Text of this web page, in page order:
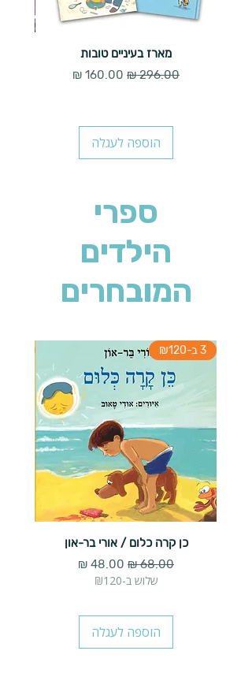
מארז בעיניים טובות
מחיר רגיל
מחיר מבצע
הוספה לעגלה
ספרי
הילדים
המובחרים
3 ב-₪120
כן קרה כלום / אורי בר-און
מחיר רגיל מחיר מבצע
שלוש ב-₪120
הוספה לעגלה